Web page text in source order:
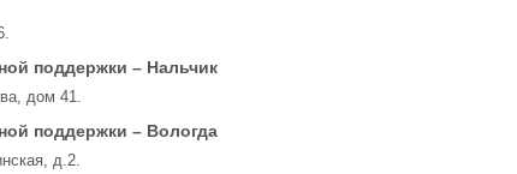
поддержки – Нальчик
дом 41.
поддержки – Вологда
д.2.